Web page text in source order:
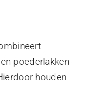
poederlakken
houden